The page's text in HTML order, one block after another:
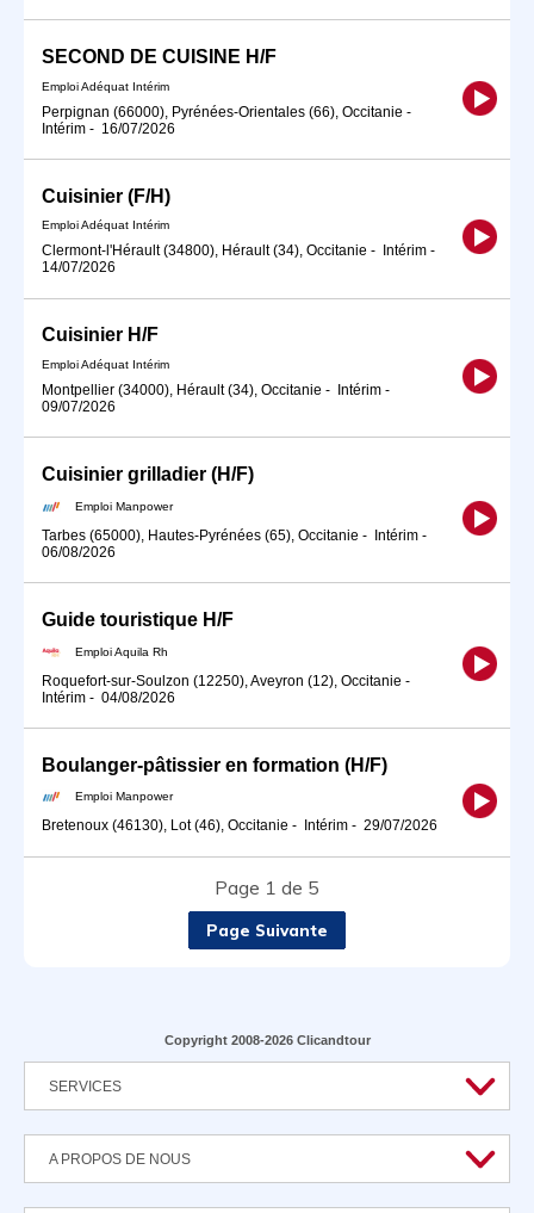
SECOND DE CUISINE H/F
Emploi Adéquat Intérim
Perpignan (66000), Pyrénées-Orientales (66), Occitanie -
Intérim - 16/07/2026
Cuisinier (F/H)
Emploi Adéquat Intérim
Clermont-l'Hérault (34800), Hérault (34), Occitanie - Intérim -
14/07/2026
Cuisinier H/F
Emploi Adéquat Intérim
Montpellier (34000), Hérault (34), Occitanie - Intérim -
09/07/2026
Cuisinier grilladier (H/F)
Emploi Manpower
Tarbes (65000), Hautes-Pyrénées (65), Occitanie - Intérim -
06/08/2026
Guide touristique H/F
Emploi Aquila Rh
Roquefort-sur-Soulzon (12250), Aveyron (12), Occitanie -
Intérim - 04/08/2026
Boulanger-pâtissier en formation (H/F)
Emploi Manpower
Bretenoux (46130), Lot (46), Occitanie - Intérim - 29/07/2026
Page 1 de 5
Page Suivante
Copyright 2008-2026 Clicandtour
SERVICES
A PROPOS DE NOUS